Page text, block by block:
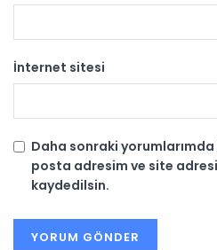
İnternet sitesi
Daha sonraki yorumlarımda
posta adresim ve site
kaydedilsin.